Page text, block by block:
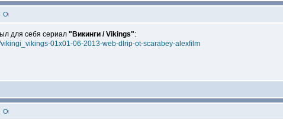
для себя сериал "Викинги / Vikings":
vikingi_vikings-01x01-06-2013-web-dlrip-ot-scarabey-alexfilm